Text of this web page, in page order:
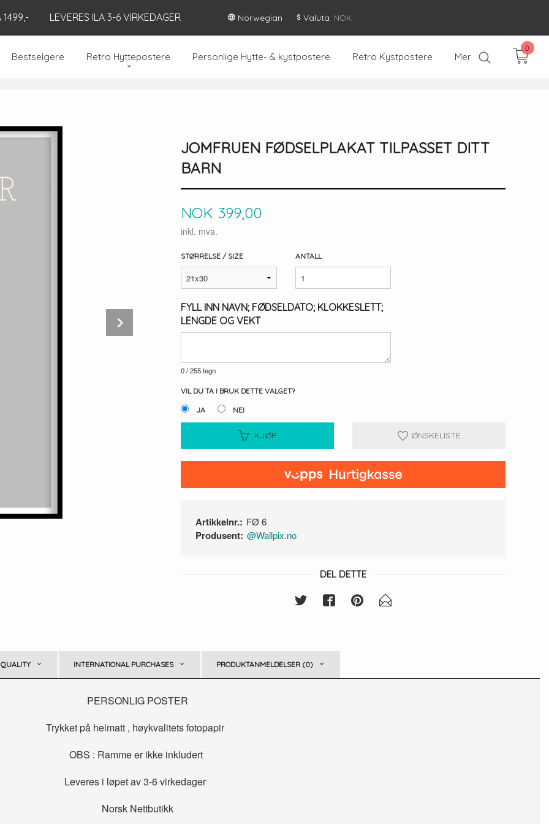
1499,- LEVERES ILA 3-6 VIRKEDAGER Norwegian Valuta: NOK
Bestselgere Retro Hyttepostere Personlige Hytte- & kystpostere Retro Kystpostere Mer
0
JOMFRUEN FØDSELPLAKAT TILPASSET DITT
BARN
Pris
NOK 399,00
inkl. mva.
STØRRELSE / SIZE ANTALL
FYLL INN NAVN; FØDSELDATO; KLOKKESLETT;
LENGDE OG VEKT
0/ 255 tegn
VIL DU TA I BRUK DETTE VALGET?
JA NEI
KJØP ØNSKELISTE
Artikkelnr.: FØ 6
Produsent: @Wallpix.no
DEL DETTE
INTERNATIONAL PURCHASES PRODUKTANMELDELSER (0)
PERSONLIG POSTER
Trykket på helmatt , høykvalitets fotopapir
OBS : Ramme er ikke inkludert
Leveres i løpet av 3-6 virkedager
Norsk Nettbutikk